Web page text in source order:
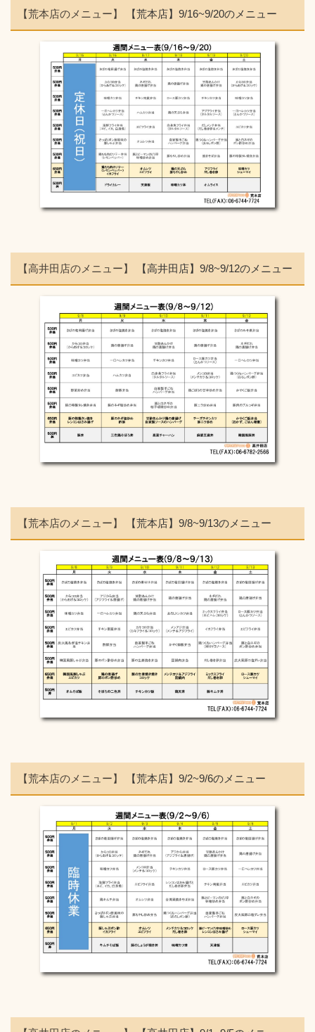
【荒本店のメニュー】 【荒本店】9/16~9/20のメニュー
【高井田店のメニュー】 【高井田店】9/8~9/12のメニュー
【荒本店のメニュー】 【荒本店】9/8~9/13のメニュー
【荒本店のメニュー】 【荒本店】9/2~9/6のメニュー